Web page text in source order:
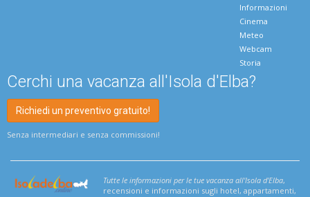
Informazioni
Cinema
Meteo
Webcam
Storia
Cerchi una vacanza all'Isola d'Elba?
Richiedi un preventivo gratuito!
Senza intermediari e senza commissioni!
Tutte le informazioni per le tue vacanza all'Isola d'Elba,
recensioni e informazioni sugli hotel, appartamenti,